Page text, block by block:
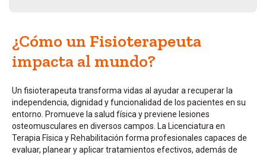
¿Cómo un Fisioterapeuta
impacta al mundo?
Un fisioterapeuta transforma vidas al ayudar a recuperar la
independencia, dignidad y funcionalidad de los pacientes en su
entorno. Promueve la salud física y previene lesiones
osteomusculares en diversos campos. La Licenciatura en
Terapia Física y Rehabilitación forma profesionales capaces de
evaluar, planear y aplicar tratamientos efectivos, además de